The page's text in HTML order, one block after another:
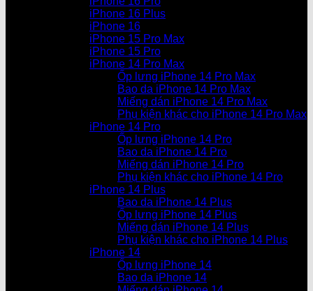
iPhone 16 Plus
iPhone 16
iPhone 15 Pro Max
iPhone 15 Pro
iPhone 14 Pro Max
Ốp lưng iPhone 14 Pro Max
Bao da iPhone 14 Pro Max
Miếng dán iPhone 14 Pro Max
Phụ kiện khác cho iPhone 14 Pro Max
iPhone 14 Pro
Ốp lưng iPhone 14 Pro
Bao da iPhone 14 Pro
Miếng dán iPhone 14 Pro
Phụ kiện khác cho iPhone 14 Pro
iPhone 14 Plus
Bao da iPhone 14 Plus
Ốp lưng iPhone 14 Plus
Miếng dán iPhone 14 Plus
Phụ kiện khác cho iPhone 14 Plus
iPhone 14
Ốp lưng iPhone 14
Bao da iPhone 14